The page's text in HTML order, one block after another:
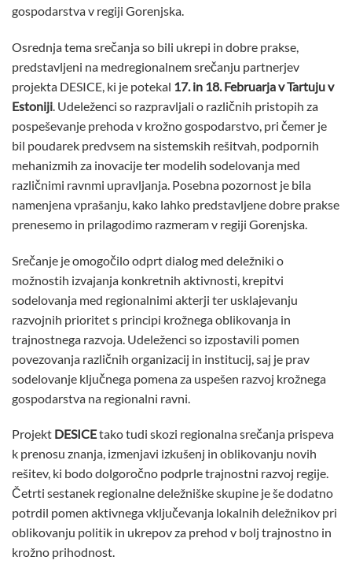
gospodarstva v regiji Gorenjska.
Osrednja tema srečanja so bili ukrepi in dobre prakse,
predstavljeni na medregionalnem srečanju partnerjev
projekta DESICE, ki je potekal 17. in 18. Februarja v Tartuju v
Estoniji . Udeleženci so razpravljali o različnih pristopih za
pospeševanje prehoda v krožno gospodarstvo, pri čemer je
bil poudarek predvsem na sistemskih rešitvah, podpornih
mehanizmih za inovacije ter modelih sodelovanja med
različnimi ravnmi upravljanja. Posebna pozornost je bila
namenjena vprašanju, kako lahko predstavljene dobre prakse
prenesemo in prilagodimo razmeram v regiji Gorenjska.
Srečanje je omogočilo odprt dialog med deležniki o
možnostih izvajanja konkretnih aktivnosti, krepitvi
sodelovanja med regionalnimi akterji ter usklajevanju
razvojnih prioritet s principi krožnega oblikovanja in
trajnostnega razvoja. Udeleženci so izpostavili pomen
povezovanja različnih organizacij in institucij, saj je prav
sodelovanje ključnega pomena za uspešen razvoj krožnega
gospodarstva na regionalni ravni.
Projekt DESICEtako tudi skozi regionalna srečanja prispeva
k prenosu znanja, izmenjavi izkušenj in oblikovanju novih
rešitev, ki bodo dolgoročno podprle trajnostni razvoj regije.
Četrti sestanek regionalne deležniške skupine je še dodatno
potrdil pomen aktivnega vključevanja lokalnih deležnikov pri
oblikovanju politik in ukrepov za prehod v bolj trajnostno in
krožno prihodnost.